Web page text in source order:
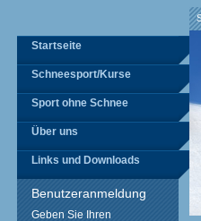
Startseite
Schneesport/Kurse
Sport ohne Schnee
Über uns
Links und Downloads
Benutzeranmeldung
Geben Sie Ihren